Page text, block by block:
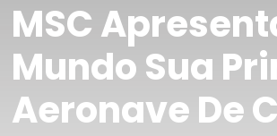
MSC
Mundo Sua
Aeronave De